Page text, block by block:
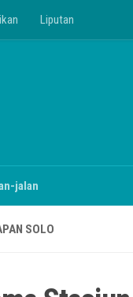
Liputan
jalan
SOLO